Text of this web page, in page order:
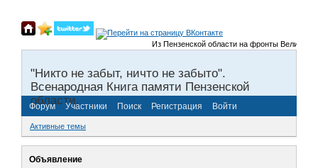
Из Пензенской области на фронты Великой
"Никто не забыт, ничто не забыто".
Всенародная Книга памяти Пензенской
области.
Форум Участники Поиск Регистрация Войти
Активные темы
Объявление